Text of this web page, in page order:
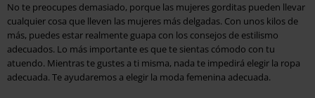
No te preocupes demasiado, porque las mujeres gorditas pueden llevar
cualquier cosa que lleven las mujeres más delgadas. Con unos kilos de
más, puedes estar realmente guapa con los consejos de estilismo
adecuados. Lo más importante es que te sientas cómodo con tu
atuendo. Mientras te gustes a ti misma, nada te impedirá elegir la ropa
adecuada. Te ayudaremos a elegir la moda femenina adecuada.